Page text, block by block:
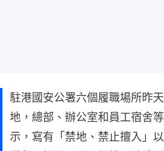
駐港國安公署六個履職場所昨
地，總部、辦公室和員工宿舍
示，寫有「禁地、禁止擅入」